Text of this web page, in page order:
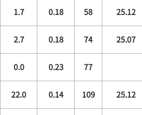
1.7 0.18 58 25.12
2.7 0.18 74 25.07
0.0 0.23 77
22.0 0.14 109 25.12